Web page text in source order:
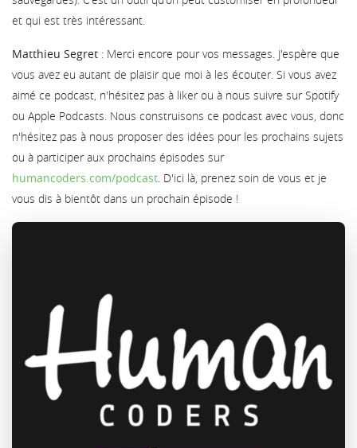
et qui est très intéressant.
Matthieu Segret : Merci encore pour vos messages. J'espère que
vous avez eu autant de plaisir que moi à les écouter. Si vous avez
aimé ce podcast, n'hésitez pas à liker ou à nous suivre sur Spotify
ou Apple Podcasts. Nous construisons ce podcast avec vous, donc
n'hésitez pas à nous proposer des idées pour les prochains sujets
ou à participer aux prochains épisodes sur
humancoders.com/podcast. D'ici là, prenez soin de vous et je
vous dis à bientôt dans un prochain épisode !